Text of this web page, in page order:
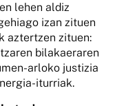
lehen aldiz
izan zituen
aztertzen zituen:
bilakaeraren
arloko justizia
iturriak.